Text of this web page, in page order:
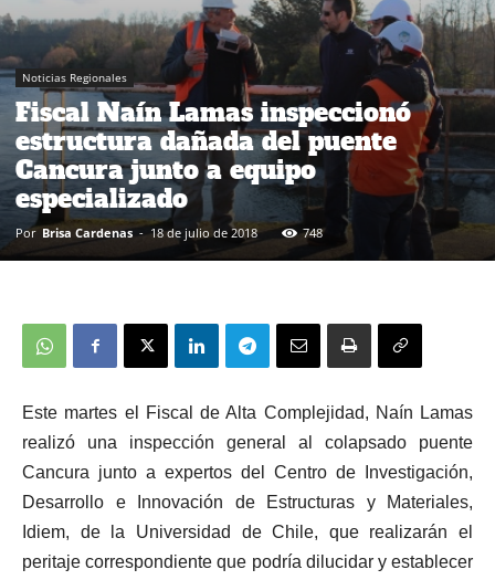
Noticias Regionales
Fiscal Naín Lamas inspeccionó
estructura dañada del puente
Cancura junto a equipo
especializado
Por Brisa Cardenas - 18 de julio de 2018 748
Este martes el Fiscal de Alta Complejidad, Naín Lamas
realizó una inspección general al colapsado puente
Cancura junto a expertos del Centro de Investigación,
Desarrollo e Innovación de Estructuras y Materiales,
Idiem, de la Universidad de Chile, que realizarán el
peritaje correspondiente que podría dilucidar y establecer